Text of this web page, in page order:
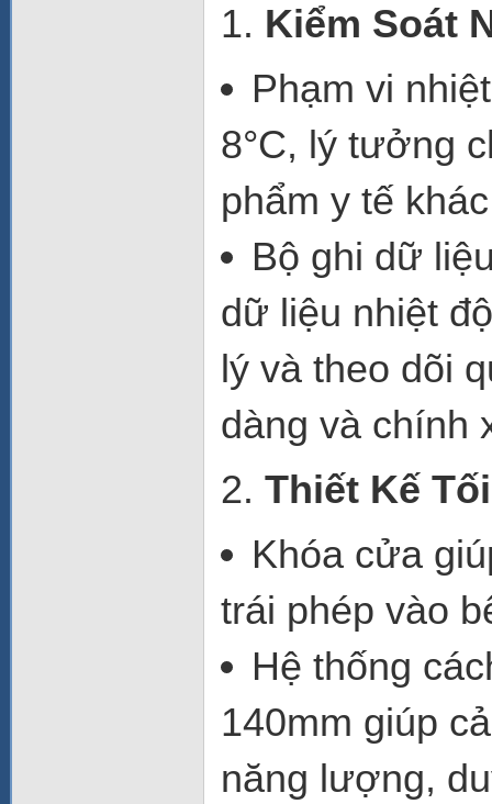
1. Kiểm Soát
Phạm vi
8°C, lý tưởng
phẩm y tế
Bộ ghi dữ
dữ liệu nhiệt
lý và theo dõi
dàng và chính
2. Thiết Kế
Khóa cửa
trái phép vào
Hệ thống
140mm giúp
năng lượng,